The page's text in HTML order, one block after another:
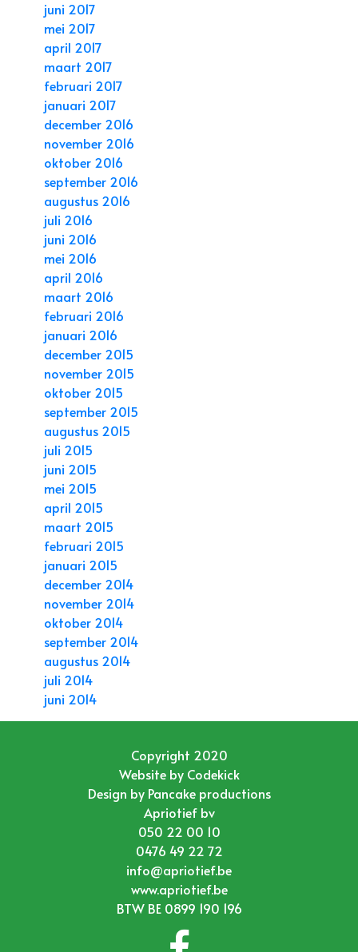
juni 2017
mei 2017
april 2017
maart 2017
februari 2017
januari 2017
december 2016
november 2016
oktober 2016
september 2016
augustus 2016
juli 2016
juni 2016
mei 2016
april 2016
maart 2016
februari 2016
januari 2016
december 2015
november 2015
oktober 2015
september 2015
augustus 2015
juli 2015
juni 2015
mei 2015
april 2015
maart 2015
februari 2015
januari 2015
december 2014
november 2014
oktober 2014
september 2014
augustus 2014
juli 2014
juni 2014
Copyright 2020
Website by Codekick
Design by Pancake productions
Apriotief bv
050 22 00 10
0476 49 22 72
info@apriotief.be
www.apriotief.be
BTW BE 0899 190 196